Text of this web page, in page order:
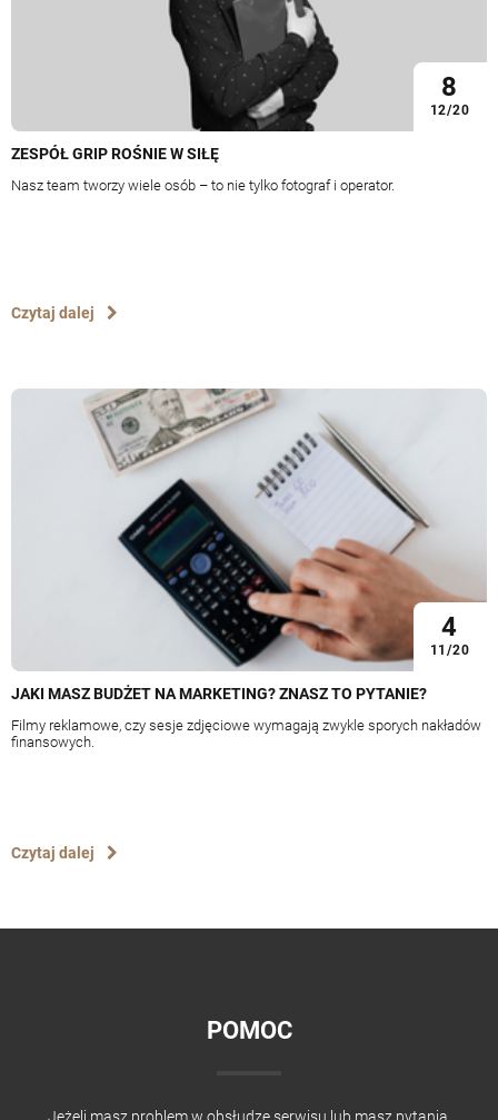
8
12/20
ZESPÓŁ GRIP ROŚNIE W SIŁĘ
Nasz team tworzy wiele osób – to nie tylko fotograf i operator.
Czytaj dalej
4
11/20
JAKI MASZ BUDŻET NA MARKETING? ZNASZ TO PYTANIE?
Filmy reklamowe, czy sesje zdjęciowe wymagają zwykle sporych nakładów
finansowych.
Czytaj dalej
POMOC